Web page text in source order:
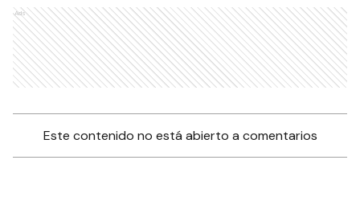
Ads
Este contenido no está abierto a comentarios